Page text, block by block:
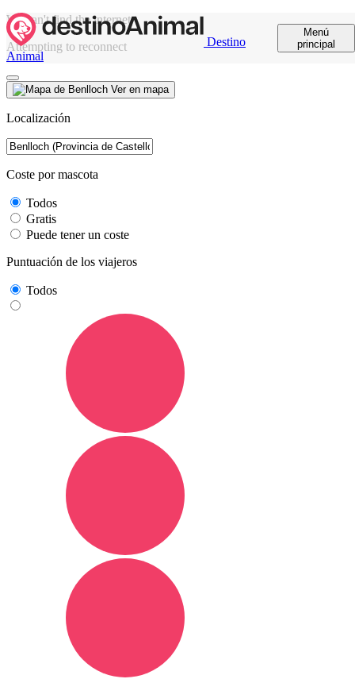
Destino
Animal
Menú
principal
We can't find the internet
Attempting to reconnect
Ver en mapa
Localización
Coste por mascota
Todos
Gratis
Puede tener un coste
Puntuación de los viajeros
Todos